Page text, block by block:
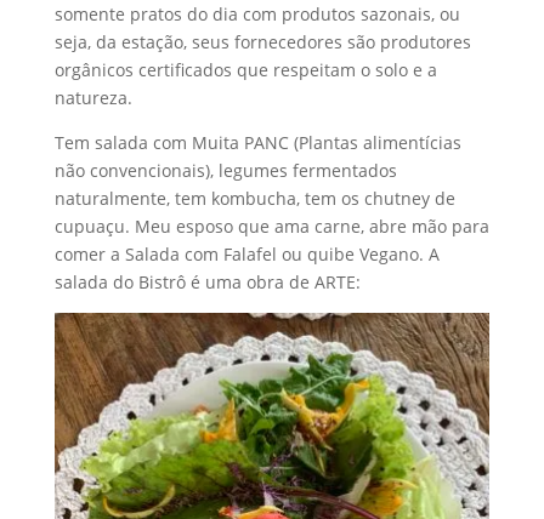
somente pratos do dia com produtos sazonais, ou
seja, da estação, seus fornecedores são produtores
orgânicos certificados que respeitam o solo e a
natureza.
Tem salada com Muita PANC (Plantas alimentícias
não convencionais), legumes fermentados
naturalmente, tem kombucha, tem os chutney de
cupuaçu. Meu esposo que ama carne, abre mão para
comer a Salada com Falafel ou quibe Vegano. A
salada do Bistrô é uma obra de ARTE: